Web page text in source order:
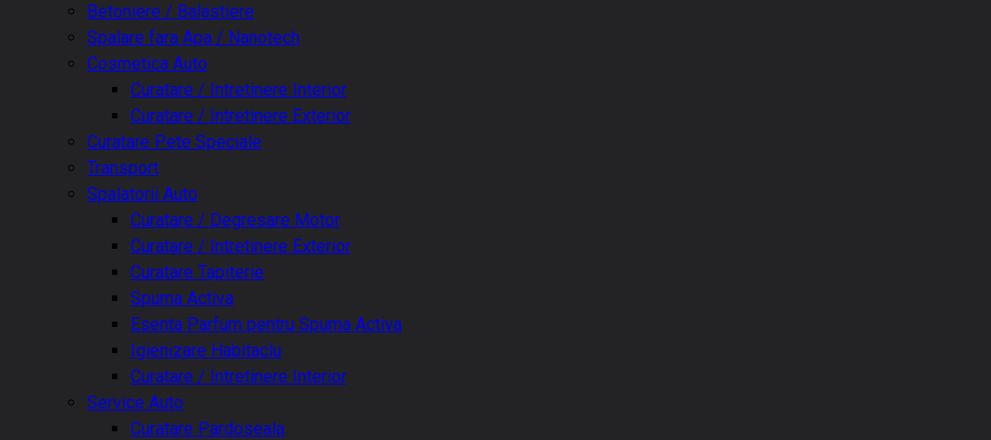
Betoniere / Balastiere
Spalare fara Apa / Nanotech
Cosmetica Auto
Curatare / Intretinere Interior
Curatare / Intretinere Exterior
Curatare Pete Speciale
Transport
Spalatorii Auto
Curatare / Degresare Motor
Curatare / Intretinere Exterior
Curatare Tapiterie
Spuma Activa
Esenta Parfum pentru Spuma Activa
Igienizare Habitaclu
Curatare / Intretinere Interior
Service Auto
Curatare Pardoseala